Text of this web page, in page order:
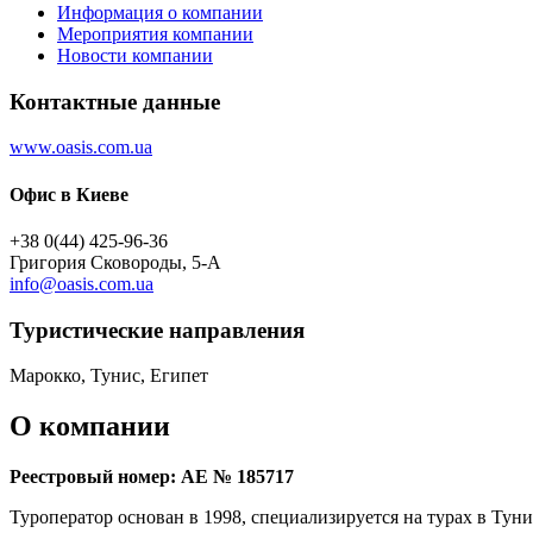
Информация о компании
Мероприятия компании
Новости компании
Контактные данные
www.oasis.com.ua
Офис в Киеве
+38 0(44) 425-96-36
Григория Сковороды, 5-A
info@oasis.com.ua
Туристическиe направления
Марокко, Тунис, Египет
О компании
Реестровый номер: АЕ № 185717
Туроператор основан в 1998, специализируется на турах в